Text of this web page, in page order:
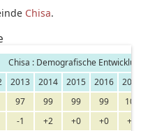
Chisa.
Chisa : Demografische
2013 2014 2015 2016
97 99 99 99
100
-1 +2 +0 +0
+1